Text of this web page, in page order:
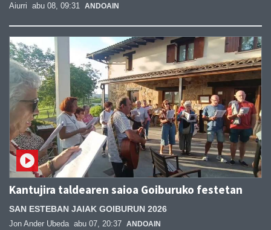
Aiurri abu 08, 09:31 ANDOAIN
Kantujira taldearen saioa Goiburuko festetan
SAN ESTEBAN JAIAK GOIBURUN 2026
Jon Ander Ubeda abu 07, 20:37 ANDOAIN